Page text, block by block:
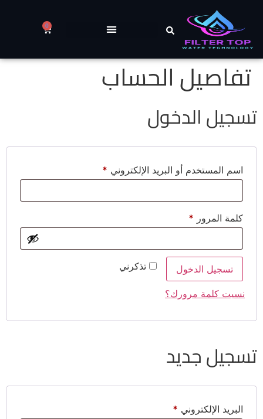
0
تفاصيل الحساب
تسجيل الدخول
اسم المستخدم أو البريد الإلكتروني *
كلمة المرور *
تذكرني تسجيل الدخول
نسيت كلمة مرورك؟
تسجيل جديد
البريد الإلكتروني *